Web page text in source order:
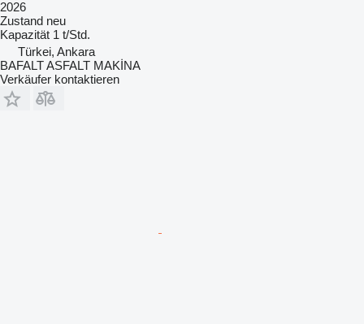
2026
Zustand neu
Kapazität 1 t/Std.
Türkei, Ankara
BAFALT ASFALT MAKİNA
Verkäufer kontaktieren